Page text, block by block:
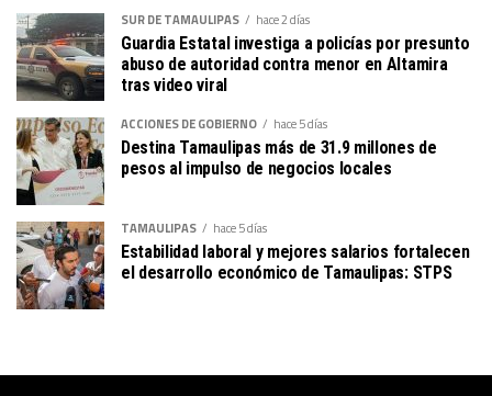
SUR DE TAMAULIPAS hace 2 días
Guardia Estatal investiga a policías por presunto
abuso de autoridad contra menor en Altamira
tras video viral
ACCIONES DE GOBIERNO hace 5 días
Destina Tamaulipas más de 31.9 millones de
pesos al impulso de negocios locales
TAMAULIPAS hace 5 días
Estabilidad laboral y mejores salarios fortalecen
el desarrollo económico de Tamaulipas: STPS